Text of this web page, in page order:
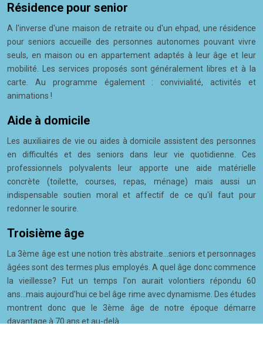
Résidence pour senior
A l'inverse d'une maison de retraite ou d'un ehpad, une résidence
pour seniors accueille des personnes autonomes pouvant vivre
seuls, en maison ou en appartement adaptés à leur âge et leur
mobilité. Les services proposés sont généralement libres et à la
carte. Au programme également : convivialité, activités et
animations !
Aide à domicile
Les auxiliaires de vie ou aides à domicile assistent des personnes
en difficultés et des seniors dans leur vie quotidienne. Ces
professionnels polyvalents leur apporte une aide matérielle
concrète (toilette, courses, repas, ménage) mais aussi un
indispensable soutien moral et affectif de ce qu'il faut pour
redonner le sourire.
Troisième âge
La 3ème âge est une notion très abstraite...seniors et personnages
âgées sont des termes plus employés. A quel âge donc commence
la vieillesse? Fut un temps l'on aurait volontiers répondu 60
ans...mais aujourd'hui ce bel âge rime avec dynamisme. Des études
montrent donc que le 3ème âge de notre époque démarre
davantage à 70 ans et au-delà.